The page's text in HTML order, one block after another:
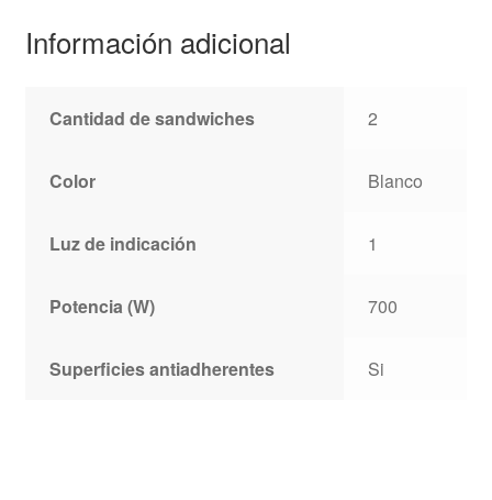
Información adicional
Cantidad de sandwiches 2
Color Blanco
Luz de indicación 1
Potencia (W) 700
Superficies antiadherentes Si